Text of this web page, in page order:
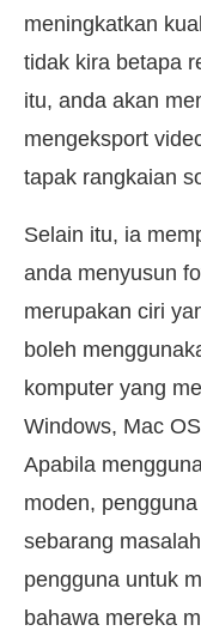
meningkatkan
tidak kira betapa
itu, anda akan
mengeksport
tapak rangkaian
Selain itu, ia
anda menyusun
merupakan ciri
boleh
komputer yang
Windows, Mac
Apabila
moden,
sebarang
pengguna untuk
bahawa mereka